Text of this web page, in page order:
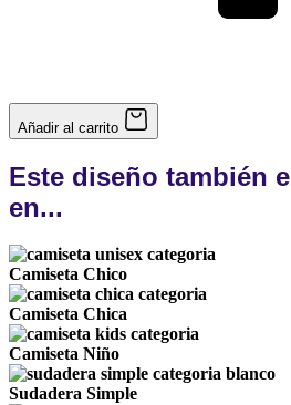
Añadir al carrito
Este diseño también
en...
Camiseta Chico
Camiseta Chica
Camiseta Niño
Sudadera Simple